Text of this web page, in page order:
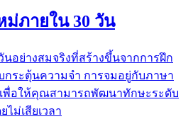
ม่ภายใน 30 วัน
นอย่างสมจริงที่สร้างขึ้นจากการฝึก
กระตุ้นความจำ การจมอยู่กับภาษา
พื่อให้คุณสามารถพัฒนาทักษะระดับ
ไม่เสียเวลา